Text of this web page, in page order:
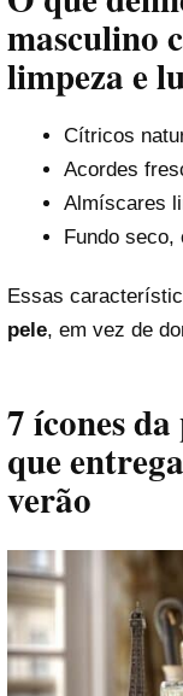
masculino
limpeza e
Cítricos
Acordes
Almíscares
Fundo
Essas
pele, em vez de
7 ícones
que
verão